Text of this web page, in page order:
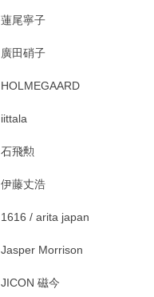
蓮尾寧子
廣田硝子
HOLMEGAARD
iittala
石飛勲
伊藤丈浩
1616 / arita japan
Jasper Morrison
JICON 磁今